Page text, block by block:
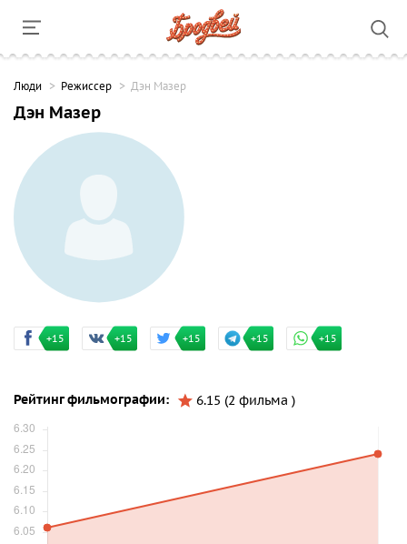
Люди Режиссер Дэн Мазер
Дэн Мазер
+15 +15 +15 +15 +15
Рейтинг фильмографии: 6.15 (2 фильма )